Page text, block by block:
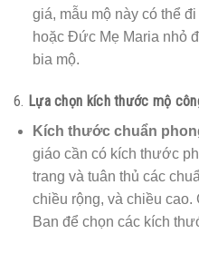
giá, mẫu mộ này có thể
hoặc Đức Mẹ Maria nhỏ
bia mộ.
6. Lựa chọn kích thước mộ
Kích thước chuẩn
giáo cần có kích thước
trang và tuân thủ các
chiều rộng, và chiều
Ban để chọn các kích